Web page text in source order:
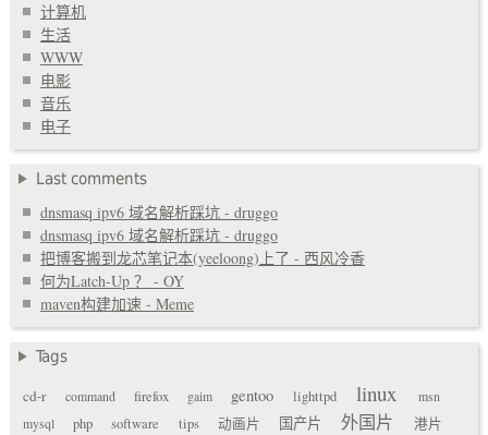
计算机
生活
WWW
电影
音乐
电子
Last comments
dnsmasq ipv6 域名解析踩坑 - druggo
dnsmasq ipv6 域名解析踩坑 - druggo
把博客搬到龙芯笔记本(yeeloong)上了 - 西风冷香
何为Latch-Up ？ - OY
maven构建加速 - Meme
Tags
cd-r
command firefox gaim gentoo lighttpd linux
msn
mysql
php software tips 动画片 国产片 外国片
港片